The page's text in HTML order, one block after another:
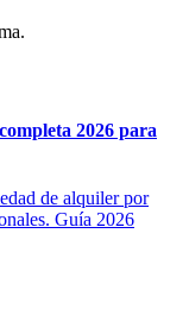
2026 para
de alquiler por
Guía 2026